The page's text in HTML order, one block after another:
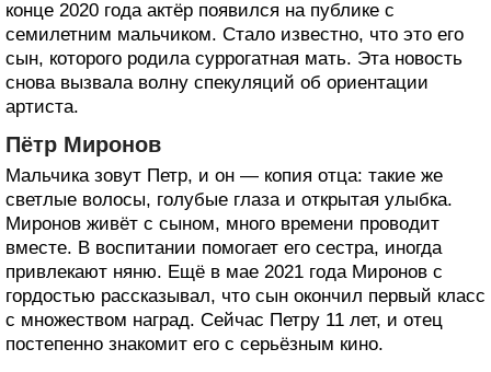
конце 2020 года актёр появился на публике с
семилетним мальчиком. Стало известно, что это его
сын, которого родила суррогатная мать. Эта новость
снова вызвала волну спекуляций об ориентации
артиста.
Пётр Миронов
Мальчика зовут Петр, и он — копия отца: такие же
светлые волосы, голубые глаза и открытая улыбка.
Миронов живёт с сыном, много времени проводит
вместе. В воспитании помогает его сестра, иногда
привлекают няню. Ещё в мае 2021 года Миронов с
гордостью рассказывал, что сын окончил первый класс
с множеством наград. Сейчас Петру 11 лет, и отец
постепенно знакомит его с серьёзным кино.